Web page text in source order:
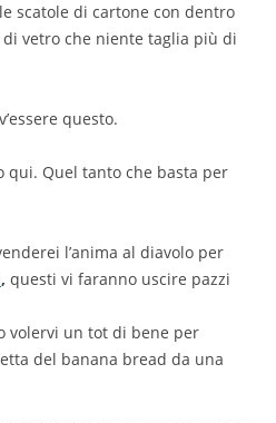
scatole di cartone con dentro
vetro che niente taglia più di
questo.
qui. Quel tanto che basta per
l’anima al diavolo per
, questi vi faranno uscire pazzi
volervi un tot di bene per
del banana bread da una